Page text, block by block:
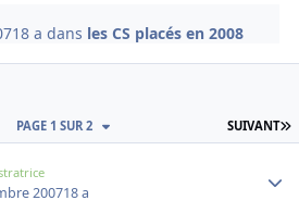
18 a dans les CS placés en 2008
SUIVANT
PAGE 1 SUR 2
200718 a